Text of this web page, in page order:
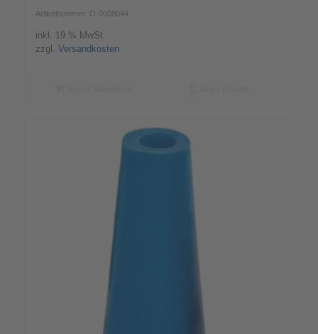
Artikelnummer: O-0008044
inkl. 19 % MwSt.
zzgl. Versandkosten